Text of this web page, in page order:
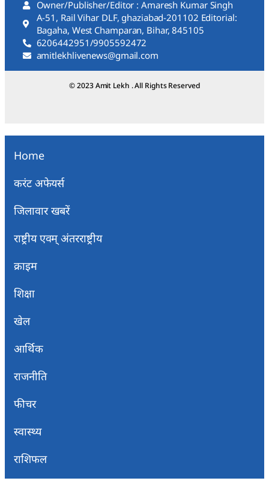
Owner/Publisher/Editor : Amaresh Kumar Singh
A-51, Rail Vihar DLF, ghaziabad-201102 Editorial:
Bagaha, West Champaran, Bihar, 845105
6206442951/9905592472
amitlekhlivenews@gmail.com
© 2023 Amit Lekh . All Rights Reserved
Home
करंट अफेयर्स
जिलावार खबरें
राष्ट्रीय एवम् अंतरराष्ट्रीय
क्राइम
शिक्षा
खेल
आर्थिक
राजनीति
फीचर
स्वास्थ्य
राशिफल